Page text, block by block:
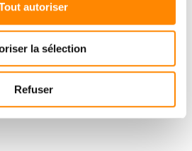
autoriser
la sélection
Refuser